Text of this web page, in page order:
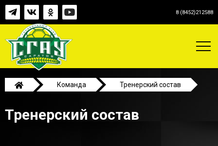
8 (8452)212588
Команда Тренерский состав
Тренерский состав